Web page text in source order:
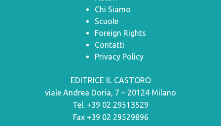
Chi Siamo
Scuole
Foreign Rights
Contatti
Privacy Policy
EDITRICE IL CASTORO
viale Andrea Doria, 7 – 20124 Milano
Tel. +39 02 29513529
Fax +39 02 29529896